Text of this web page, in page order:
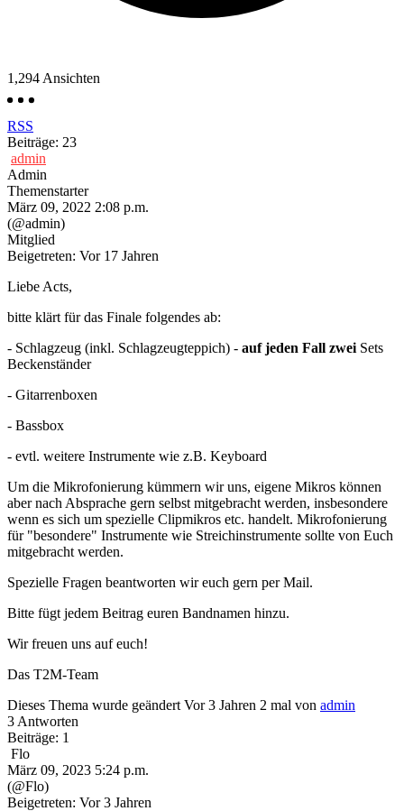
1,294 Ansichten
RSS
Beiträge: 23
admin
Admin
Themenstarter
März 09, 2022 2:08 p.m.
(@admin)
Mitglied
Beigetreten: Vor 17 Jahren
Liebe Acts,
bitte klärt für das Finale folgendes ab:
- Schlagzeug (inkl. Schlagzeugteppich) - auf jeden Fall zwei Sets
Beckenständer
- Gitarrenboxen
- Bassbox
- evtl. weitere Instrumente wie z.B. Keyboard
Um die Mikrofonierung kümmern wir uns, eigene Mikros können
aber nach Absprache gern selbst mitgebracht werden, insbesondere
wenn es sich um spezielle Clipmikros etc. handelt. Mikrofonierung
für "besondere" Instrumente wie Streichinstrumente sollte von Euch
mitgebracht werden.
Spezielle Fragen beantworten wir euch gern per Mail.
Bitte fügt jedem Beitrag euren Bandnamen hinzu.
Wir freuen uns auf euch!
Das T2M-Team
Dieses Thema wurde geändert Vor 3 Jahren 2 mal von admin
3 Antworten
Beiträge: 1
Flo
März 09, 2023 5:24 p.m.
(@Flo)
Beigetreten: Vor 3 Jahren